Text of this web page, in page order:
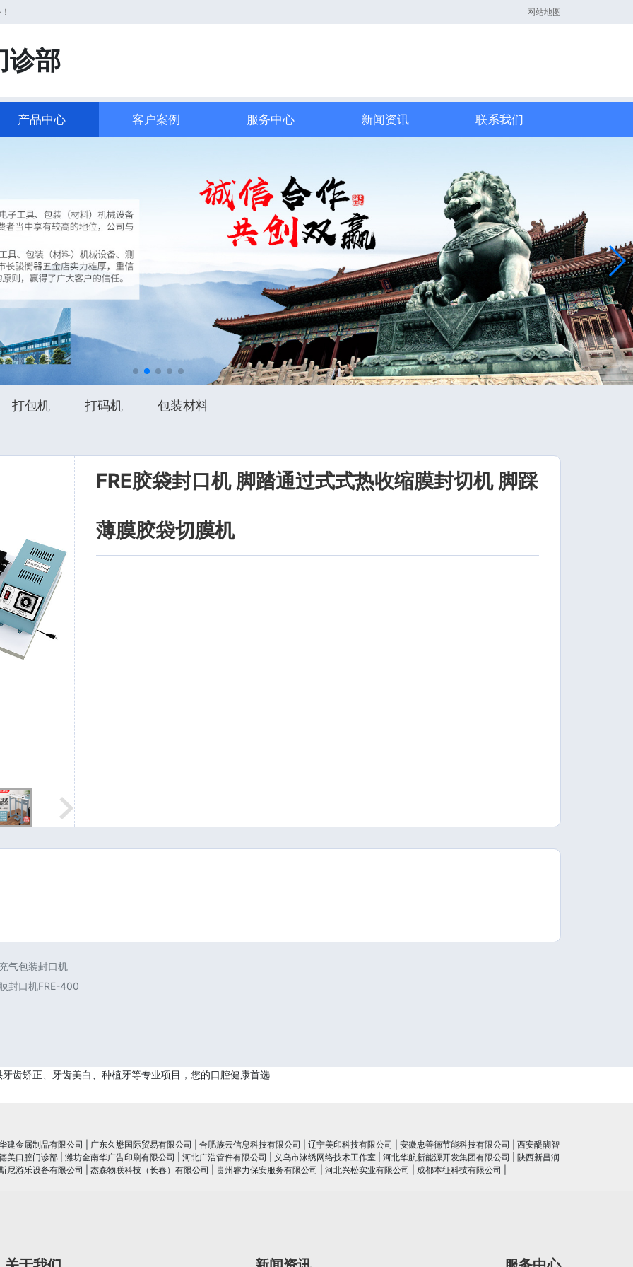
网站地图
诊部
产品中心 客户案例 服务中心 新闻资讯 联系我们
打包机 打码机 包装材料
FRE胶袋封口机 脚踏通过式式热收缩膜封切机 脚踩
薄膜胶袋切膜机
气包装封口机
封口机FRE-400
齿矫正、牙齿美白、种植牙等专业项目，您的口腔健康首选
建金属制品有限公司 广东久懋国际贸易有限公司 合肥族云信息科技有限公司 辽宁美印科技有限公司 安徽忠善德节能科技有限公司
西安醍醐智
美口腔门诊部
潍坊金南华广告印刷有限公司 河北广浩管件有限公司 义乌市泳绣网络技术工作室 河北华航新能源开发集团有限公司
陕西新昌润
尼游乐设备有限公司
杰森物联科技（长春）有限公司 贵州睿力保安服务有限公司 河北兴松实业有限公司 成都本征科技有限公司